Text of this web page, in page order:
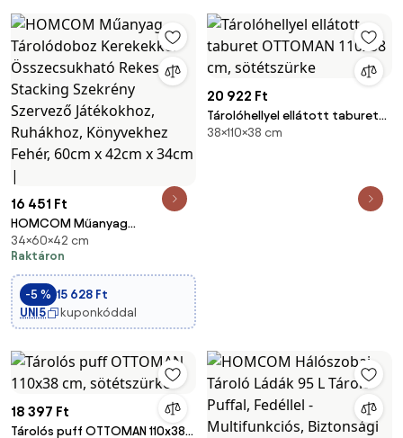
16 451 Ft
HOMCOM Műanyag
Tárolódoboz Kerekekkel
Összecsukható Rekeszek,
Stacking Szekrény Szervező
Játékokhoz, Ruhákhoz,
Könyvekhez Fehér, 60cm x
42cm x 34cm |
34×60×42 cm
Raktáron
-5 % 15 628 Ft
UNI5
kuponkóddal
20 922 Ft
Tárolóhellyel ellátott taburet
OTTOMAN 110x38 cm,
38×110×38 cm
18 397 Ft
Tárolós puff OTTOMAN 110x38